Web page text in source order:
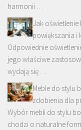
harmonii …
Jak oświetlenie
powiększania i
Odpowiednie
jego właściwe
wydają się …
Meble do stylu
zdobienia dla
Wybór mebli do stylu
chodzi o naturalne